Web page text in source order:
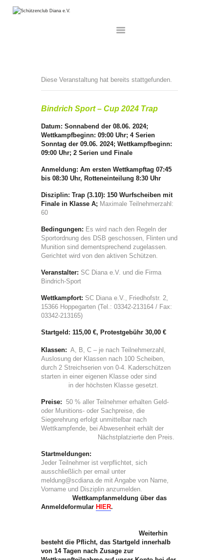
AKTUELLES
UNSER VEREIN
WETTKÄMPFE
SCHNUPPERSCHIESSEN
DISZIPLINEN
ARCHIV
Diese Veranstaltung hat bereits stattgefunden.
Bindrich Sport – Cup 2024 Trap
Datum: Sonnabend der 08.06. 2024;
Wettkampfbeginn: 09:00 Uhr; 4 Serien
Sonntag der 09.06. 2024; Wettkampfbeginn:
09:00 Uhr; 2 Serien und Finale
Anmeldung: Am ersten Wettkampftag 07:45
bis 08:30 Uhr, Rotteneinteilung 8:30 Uhr
Disziplin: Trap (3.10): 150 Wurfscheiben mit
Finale in Klasse A; Maximale Teilnehmerzahl:
60
Bedingungen: Es wird nach den Regeln der
Sportordnung des DSB geschossen, Flinten und
Munition sind dementsprechend zugelassen.
Gerichtet wird von den aktiven Schützen.
Veranstalter: SC Diana e.V. und die Firma
Bindrich-Sport
Wettkampfort: SC Diana e.V., Friedhofstr. 2,
15366 Hoppegarten (Tel.: 03342-213164 / Fax:
03342-213165)
Startgeld: 115,00 €, Protestgebühr 30,00 €
Klassen: A, B, C – je nach Teilnehmerzahl,
Auslosung der Klassen nach 100 Scheiben,
durch 2 Streichserien von 0-4. Kaderschützen
starten in einer eigenen Klasse oder sind
in der höchsten Klasse gesetzt.
Preise: 50 % aller Teilnehmer erhalten Geld-
oder Munitions- oder Sachpreise, die
Siegerehrung erfolgt unmittelbar nach
Wettkampfende, bei Abwesenheit erhält der
Nächstplatzierte den Preis.
Startmeldungen:
Jeder Teilnehmer ist verpflichtet, sich
ausschließlich per email unter
meldung@scdiana.de mit Angabe von Name,
Vorname und Disziplin anzumelden.
Wettkampfanmeldung über das
Anmeldeformular HIER.
Weiterhin
besteht die Pflicht, das Startgeld innerhalb
von 14 Tagen nach Zusage zur